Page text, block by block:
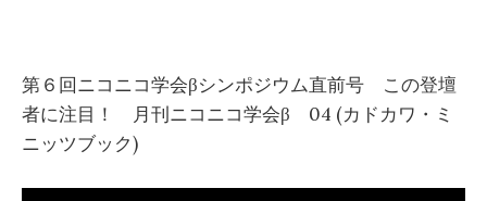
第６回ニコニコ学会βシンポジウム直前号 この登壇
者に注目！ 月刊ニコニコ学会β 04 (カドカワ・ミ
ニッツブック)